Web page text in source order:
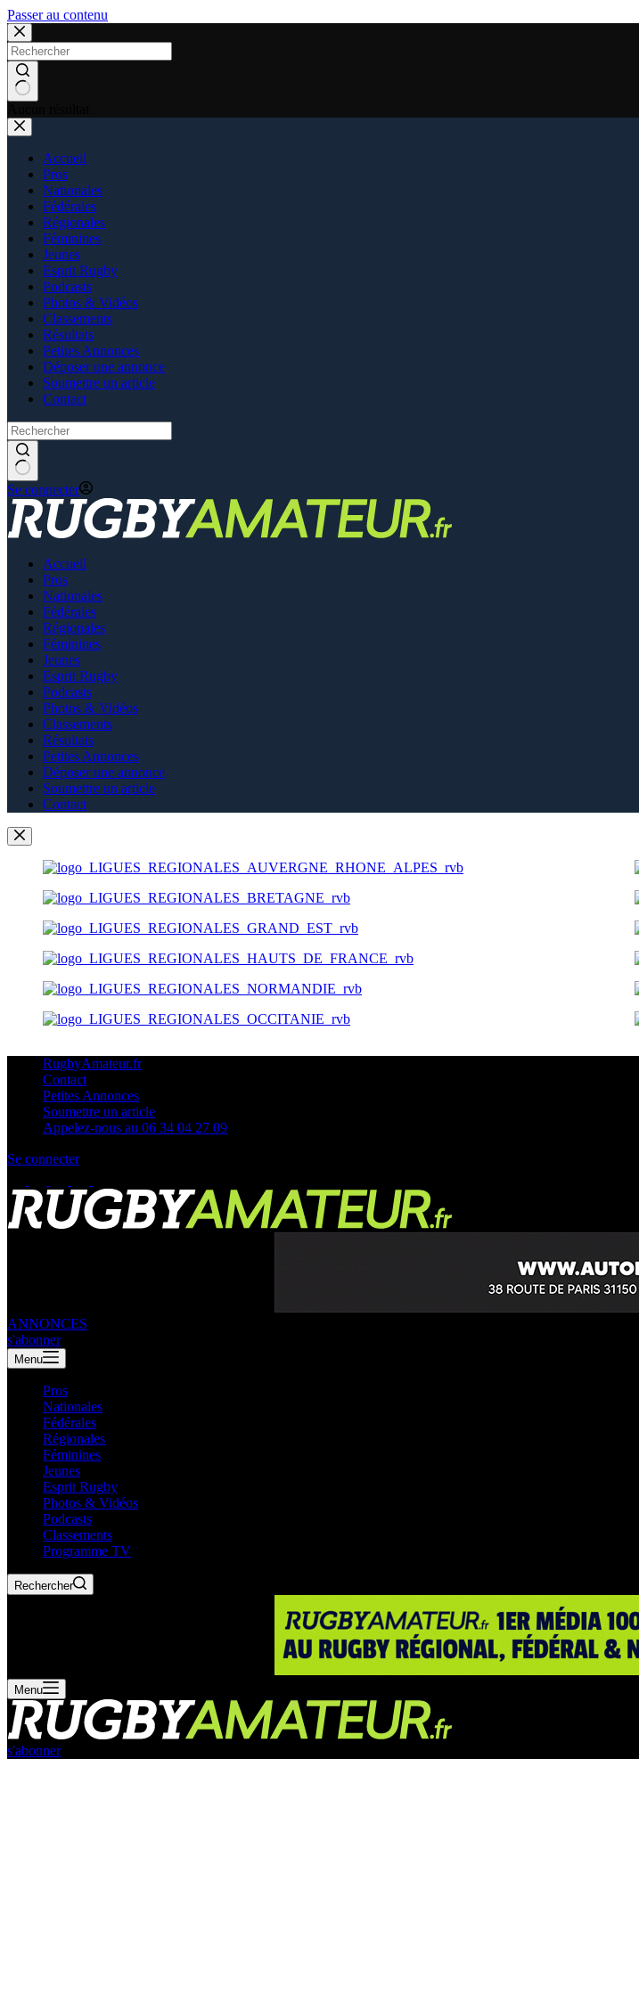
Passer au contenu
Accueil
Pros
Nationales
Fédérales
Régionales
Féminines
Jeunes
Esprit Rugby
Podcasts
Photos & Vidéos
Classements
Résultats
Petites Annonces
Déposer une annonce
Soumettre un article
Contact
Se connecter
Accueil
Pros
Nationales
Fédérales
Régionales
Féminines
Jeunes
Esprit Rugby
Podcasts
Photos & Vidéos
Classements
Résultats
Petites Annonces
Déposer une annonce
Soumettre un article
Contact
RugbyAmateur.fr
Contact
Petites Annonces
Soumettre un article
Appelez-nous au 06 34 04 27 09
Se connecter
ANNONCES
s'abonner
Menu
Pros
Nationales
Fédérales
Régionales
Féminines
Jeunes
Esprit Rugby
Photos & Vidéos
Podcasts
Classements
Programme TV
Rechercher
Menu
s'abonner